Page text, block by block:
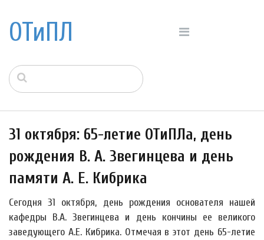
ОТиПЛ
31 октября: 65-летие ОТиПЛа, день
рождения В. А. Звегинцева и день
памяти А. Е. Кибрика
Сегодня 31 октября, день рождения основателя нашей
кафедры В.А. Звегинцева и день кончины ее великого
заведующего А.Е. Кибрика. Отмечая в этот день 65-летие